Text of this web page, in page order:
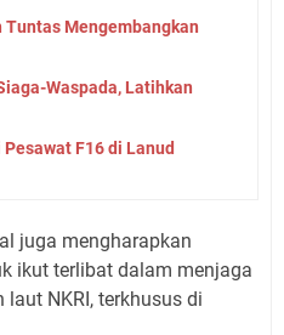
Tuntas Mengembangkan
Waspada, Latihkan
Pesawat F16 di Lanud
juga mengharapkan
ikut terlibat dalam menjaga
NKRI, terkhusus di